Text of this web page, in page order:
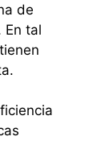
de
En tal